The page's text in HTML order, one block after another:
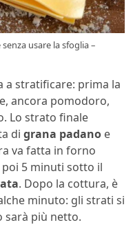
usare la sfoglia –
a stratificare: prima la
ancora pomodoro,
Lo strato finale
di grana padano e
va fatta in forno
poi 5 minuti sotto il
. Dopo la cottura, è
minuto: gli strati si
sarà più netto.